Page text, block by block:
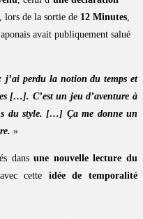
lors de la sortie de 12 Minutes
avait publiquement salué
j’ai perdu la notion du temps et
[…]. C’est un jeu d’aventure à
du style. […] Ça me donne un
»
dansune nouvelle lecture du
cette idée de temporalité